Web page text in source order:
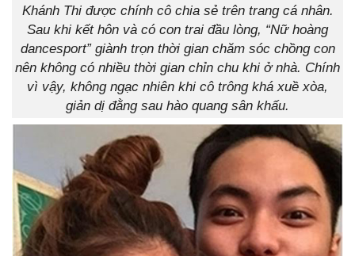
Khánh Thi được chính cô chia sẻ trên trang cá nhân.
Sau khi kết hôn và có con trai đầu lòng, “Nữ hoàng
dancesport” giành trọn thời gian chăm sóc chồng con
nên không có nhiều thời gian chỉn chu khi ở nhà. Chính
vì vậy, không ngạc nhiên khi cô trông khá xuề xòa,
giản dị đằng sau hào quang sân khấu.